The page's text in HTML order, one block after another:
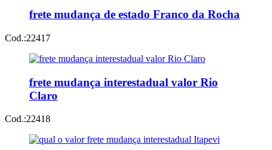
frete mudança de estado Franco da Rocha
Cod.:22417
frete mudança interestadual valor Rio
Claro
Cod.:22418